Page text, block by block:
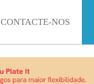
CONTACTE-NOS